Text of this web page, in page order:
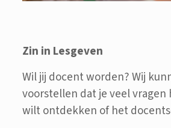
Zin in Lesgeven
Wil jij docent worden? Wij
voorstellen dat je veel vragen
wilt ontdekken of het